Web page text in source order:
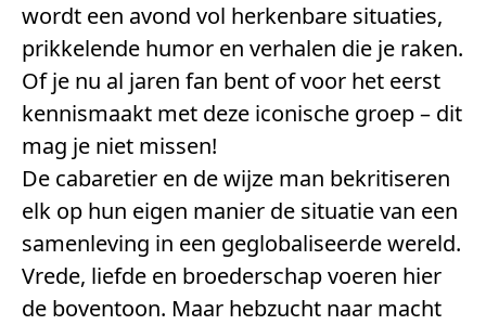
wordt een avond vol herkenbare situaties,
prikkelende humor en verhalen die je raken.
Of je nu al jaren fan bent of voor het eerst
kennismaakt met deze iconische groep – dit
mag je niet missen!
De cabaretier en de wijze man bekritiseren
elk op hun eigen manier de situatie van een
samenleving in een geglobaliseerde wereld.
Vrede, liefde en broederschap voeren hier
de boventoon. Maar hebzucht naar macht